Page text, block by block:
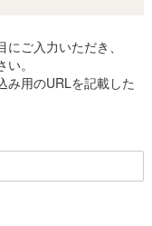
ご入力いただき、
。
み用のURLを記載した